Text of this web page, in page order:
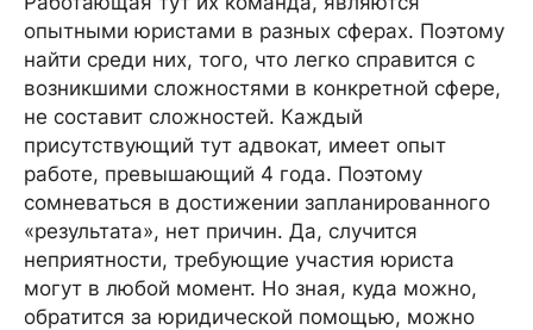
опытными юристами в разных сферах. Поэтому
найти среди них, того, что легко справится с
возникшими сложностями в конкретной сфере,
не составит сложностей. Каждый
присутствующий тут адвокат, имеет опыт
работе, превышающий 4 года. Поэтому
сомневаться в достижении запланированного
«результата», нет причин. Да, случится
неприятности, требующие участия юриста
могут в любой момент. Но зная, куда можно,
обратится за юридической помощью, можно